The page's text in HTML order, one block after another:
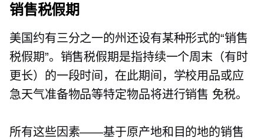
销售税假期
美国约有三分之一的州还设有某种形式的“销售
税假期”。销售税假期是指持续一个周末（有时
更长）的一段时间，在此期间，学校用品或应
急天气准备物品等特定物品将进行销售 免税。
所有这些因素——基于原产地和目的地的销售